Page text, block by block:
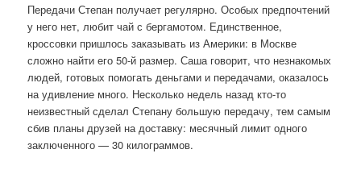
Передачи Степан получает регулярно. Особых предпочтений
у него нет, любит чай с бергамотом. Единственное,
кроссовки пришлось заказывать из Америки: в Москве
сложно найти его 50-й размер. Саша говорит, что незнакомых
людей, готовых помогать деньгами и передачами, оказалось
на удивление много. Несколько недель назад кто-то
неизвестный сделал Степану большую передачу, тем самым
сбив планы друзей на доставку: месячный лимит одного
заключенного — 30 килограммов.